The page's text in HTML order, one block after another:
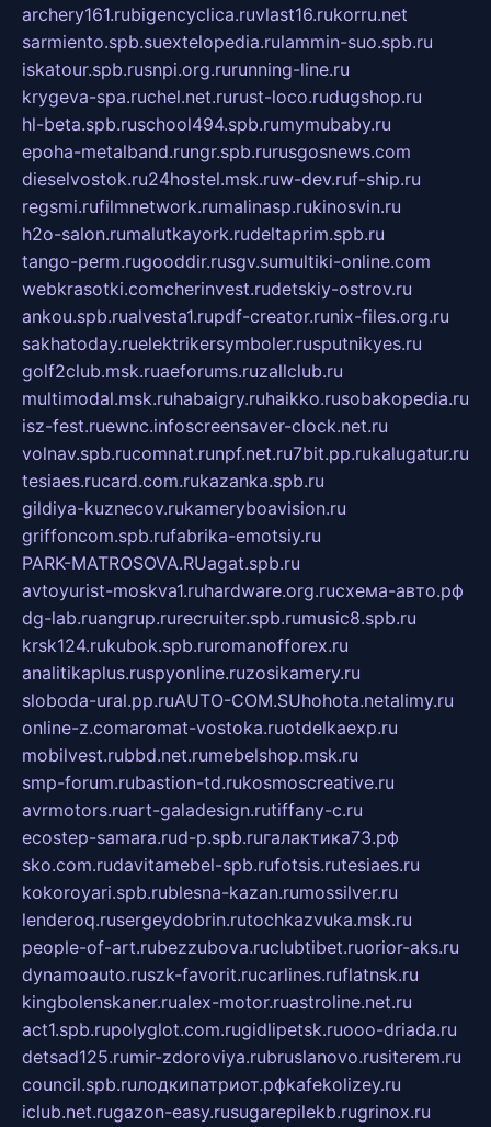
archery161.rubigencyclica.ruvlast16.rukorru.net
sarmiento.spb.suextelopedia.rulammin-suo.spb.ru
iskatour.spb.rusnpi.org.rurunning-line.ru
krygeva-spa.ruchel.net.rurust-loco.rudugshop.ru
hl-beta.spb.ruschool494.spb.rumymubaby.ru
epoha-metalband.rungr.spb.rurusgosnews.com
dieselvostok.ru24hostel.msk.ruw-dev.ruf-ship.ru
regsmi.rufilmnetwork.rumalinasp.rukinosvin.ru
h2o-salon.rumalutkayork.rudeltaprim.spb.ru
tango-perm.rugooddir.rusgv.sumultiki-online.com
webkrasotki.comcherinvest.rudetskiy-ostrov.ru
ankou.spb.rualvesta1.rupdf-creator.runix-files.org.ru
sakhatoday.ruelektrikersymboler.rusputnikyes.ru
golf2club.msk.ruaeforums.ruzallclub.ru
multimodal.msk.ruhabaigry.ruhaikko.rusobakopedia.ru
isz-fest.ruewnc.infoscreensaver-clock.net.ru
volnav.spb.rucomnat.runpf.net.ru7bit.pp.rukalugatur.ru
tesiaes.rucard.com.rukazanka.spb.ru
gildiya-kuznecov.rukameryboavision.ru
griffoncom.spb.rufabrika-emotsiy.ru
PARK-MATROSOVA.RUagat.spb.ru
avtoyurist-moskva1.ruhardware.org.ruсхема-авто.рф
dg-lab.ruangrup.rurecruiter.spb.rumusic8.spb.ru
krsk124.rukubok.spb.ruromanofforex.ru
analitikaplus.ruspyonline.ruzosikamery.ru
sloboda-ural.pp.ruAUTO-COM.SUhohota.netalimy.ru
online-z.comaromat-vostoka.ruotdelkaexp.ru
mobilvest.rubbd.net.rumebelshop.msk.ru
smp-forum.rubastion-td.rukosmoscreative.ru
avrmotors.ruart-galadesign.rutiffany-c.ru
ecostep-samara.rud-p.spb.ruгалактика73.рф
sko.com.rudavitamebel-spb.rufotsis.rutesiaes.ru
kokoroyari.spb.rublesna-kazan.rumossilver.ru
lenderoq.rusergeydobrin.rutochkazvuka.msk.ru
people-of-art.rubezzubova.ruclubtibet.ruorior-aks.ru
dynamoauto.ruszk-favorit.rucarlines.ruflatnsk.ru
kingbolenskaner.rualex-motor.ruastroline.net.ru
act1.spb.rupolyglot.com.rugidlipetsk.ruooo-driada.ru
detsad125.rumir-zdoroviya.rubruslanovo.rusiterem.ru
council.spb.ruлодкипатриот.рфkafekolizey.ru
iclub.net.rugazon-easy.rusugarepilekb.rugrinox.ru